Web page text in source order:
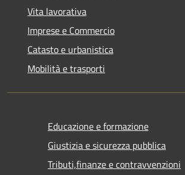
Vita lavorativa
Imprese e Commercio
Catasto e urbanistica
Mobilità e trasporti
Educazione e formazione
Giustizia e sicurezza pubblica
Tributi,finanze e contravvenzioni